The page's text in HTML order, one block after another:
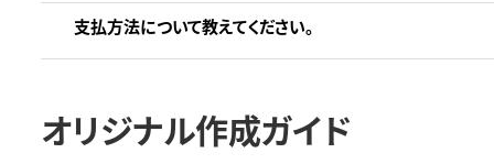
支払方法について教えてください。
オリジナル作成ガイド